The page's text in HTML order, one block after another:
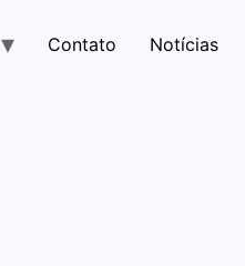
Contato Notícias